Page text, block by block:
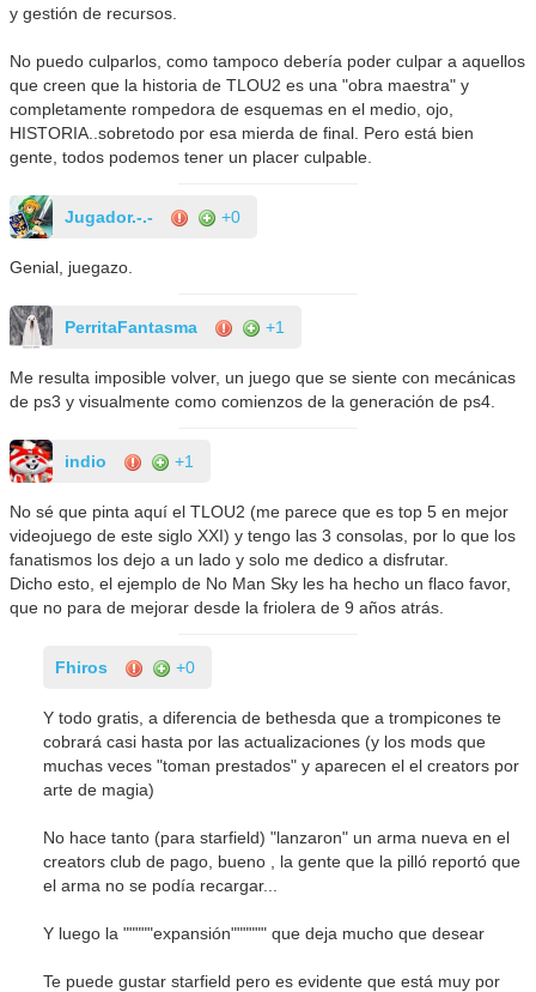
y gestión de recursos.
No puedo culparlos, como tampoco debería poder culpar a aquellos
que creen que la historia de TLOU2 es una "obra maestra" y
completamente rompedora de esquemas en el medio, ojo,
HISTORIA..sobretodo por esa mierda de final. Pero está bien
gente, todos podemos tener un placer culpable.
Jugador.-.- +0
Genial, juegazo.
PerritaFantasma +1
Me resulta imposible volver, un juego que se siente con mecánicas
de ps3 y visualmente como comienzos de la generación de ps4.
indio +1
No sé que pinta aquí el TLOU2 (me parece que es top 5 en mejor
videojuego de este siglo XXI) y tengo las 3 consolas, por lo que los
fanatismos los dejo a un lado y solo me dedico a disfrutar.
Dicho esto, el ejemplo de No Man Sky les ha hecho un flaco favor,
que no para de mejorar desde la friolera de 9 años atrás.
Fhiros +0
Y todo gratis, a diferencia de bethesda que a trompicones te
cobrará casi hasta por las actualizaciones (y los mods que
muchas veces "toman prestados" y aparecen el el creators por
arte de magia)
No hace tanto (para starfield) "lanzaron" un arma nueva en el
creators club de pago, bueno , la gente que la pilló reportó que
el arma no se podía recargar...
Y luego la """""expansión"""""" que deja mucho que desear
Te puede gustar starfield pero es evidente que está muy por